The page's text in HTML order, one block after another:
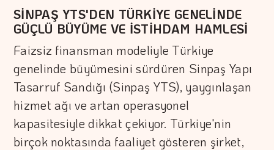
SİNPAŞ YTS'DEN TÜRKİYE GENELİNDE
GÜÇLÜ BÜYÜME VE İSTİHDAM HAMLESİ
Faizsiz finansman modeliyle Türkiye
genelinde büyümesini sürdüren Sinpaş Yapı
Tasarruf Sandığı (Sinpaş YTS), yaygınlaşan
hizmet ağı ve artan operasyonel
kapasitesiyle dikkat çekiyor. Türkiye'nin
birçok noktasında faaliyet gösteren şirket,